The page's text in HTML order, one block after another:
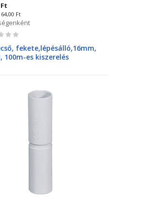
64,00 Ft
fekete,lépésálló,16mm,
100m-es kiszerelés